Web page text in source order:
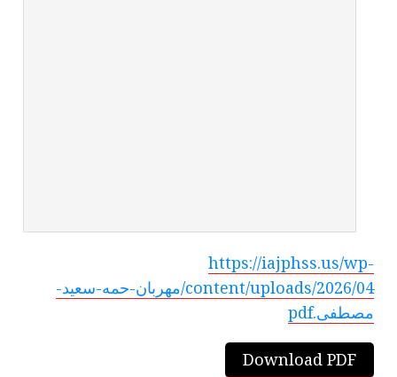
https://iajphss.us/wp-
content/uploads/2026/04/مهربان-حمه-سعيد-
مصطفى.pdf
Download PDF